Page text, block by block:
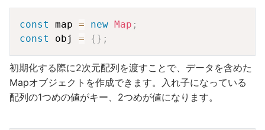
const map = new Map ;
const
obj = {} ;
初期化する際に2次元配列を渡すことで、データを含めた
Mapオブジェクトを作成できます。入れ子になっている
配列の1つめの値がキー、2つめが値になります。